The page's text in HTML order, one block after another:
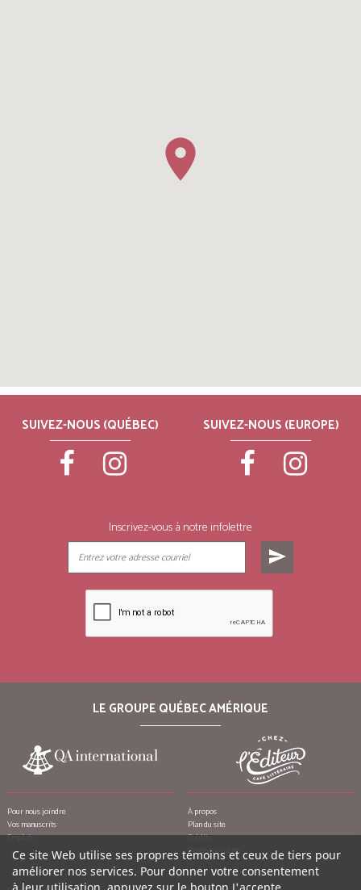
SUIVEZ-NOUS (QUÉBEC) SUIVEZ-NOUS (EUROPE)
Inscrivez-vous à notre infolettre
send
LE GROUPE QUÉBEC AMÉRIQUE
Pour nous joindre
Vos manuscrits
Emplois
À propos
Plan du site
Crédits
Remerciements
Ce site Web utilise ses propres témoins et ceux de tiers pour
améliorer nos services. Pour donner votre consentement